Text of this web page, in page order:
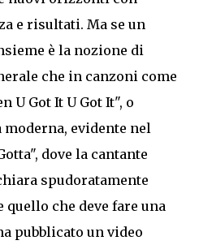
e risultati. Ma se un
è la nozione di
che in canzoni come
U Got It U Got It", o
evidente nel
dove la cantante
spudoratamente
quello che deve fare una
pubblicato un video